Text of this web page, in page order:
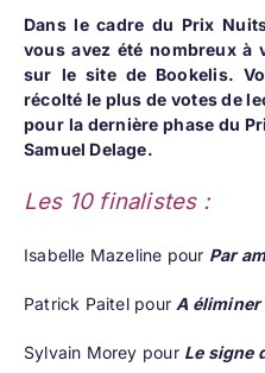
Dans le cadre du Prix
vous avez été nombreux
sur le site de Bookelis.
récolté le plus de votes de
pour la dernière phase du
Samuel Delage.
Les 10 finalistes :
Isabelle Mazeline pour Par
Patrick Paitel pour A éliminer
Sylvain Morey pour Le signe